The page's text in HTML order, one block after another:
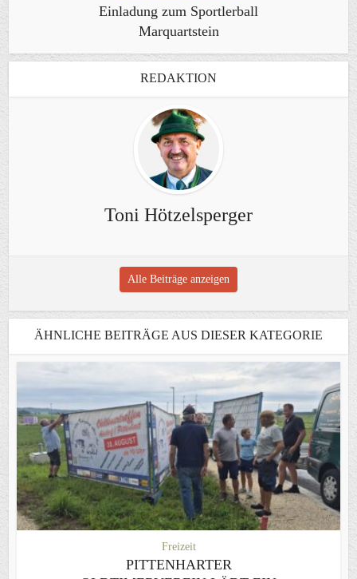
Einladung zum Sportlerball
Marquartstein
REDAKTION
Toni Hötzelsperger
Alle Beiträge anzeigen
ÄHNLICHE BEITRÄGE AUS DIESER KATEGORIE
Freizeit
PITTENHARTER